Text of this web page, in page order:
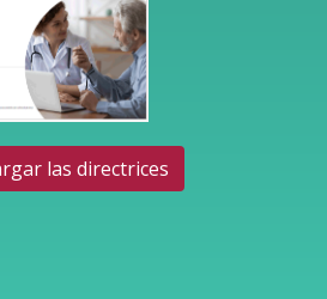
las directrices